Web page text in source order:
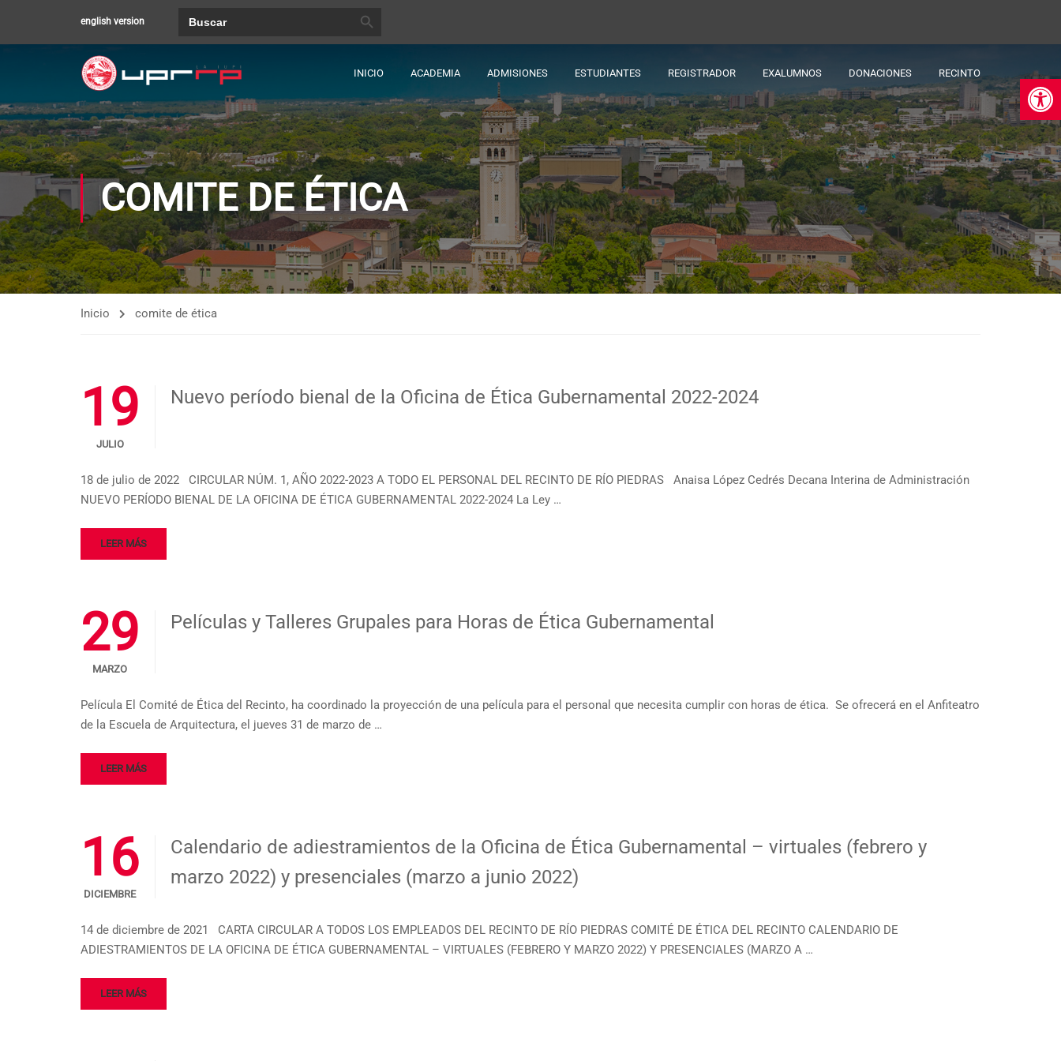
english version
INICIO ACADEMIA ADMISIONES ESTUDIANTES REGISTRADOR EXALUMNOS DONACIONES RECINTO
COMITE DE ÉTICA
Inicio comite de ética
19
JULIO
Nuevo período bienal de la Oficina de Ética Gubernamental 2022-2024
18 de julio de 2022 CIRCULAR NÚM. 1, AÑO 2022-2023 A TODO EL PERSONAL DEL RECINTO DE RÍO PIEDRAS Anaisa López Cedrés Decana Interina de Administración
NUEVO PERÍODO BIENAL DE LA OFICINA DE ÉTICA GUBERNAMENTAL 2022-2024 La Ley …
LEER MÁS
29
MARZO
Películas y Talleres Grupales para Horas de Ética Gubernamental
Película El Comité de Ética del Recinto, ha coordinado la proyección de una película para el personal que necesita cumplir con horas de ética. Se ofrecerá en el Anfiteatro
de la Escuela de Arquitectura, el jueves 31 de marzo de …
LEER MÁS
16
DICIEMBRE
Calendario de adiestramientos de la Oficina de Ética Gubernamental – virtuales (febrero y
marzo 2022) y presenciales (marzo a junio 2022)
14 de diciembre de 2021 CARTA CIRCULAR A TODOS LOS EMPLEADOS DEL RECINTO DE RÍO PIEDRAS COMITÉ DE ÉTICA DEL RECINTO CALENDARIO DE
ADIESTRAMIENTOS DE LA OFICINA DE ÉTICA GUBERNAMENTAL – VIRTUALES (FEBRERO Y MARZO 2022) Y PRESENCIALES (MARZO A …
LEER MÁS